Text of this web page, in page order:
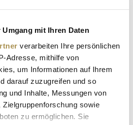
mit Ihren Daten
verarbeiten Ihre persönlichen
Adresse, mithilfe von
um Informationen auf Ihrem
darauf zuzugreifen und so
und Inhalte, Messungen von
Zielgruppenforschung sowie
zu ermöglichen. Sie